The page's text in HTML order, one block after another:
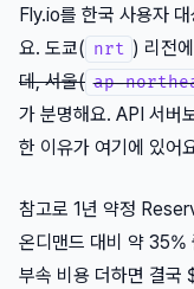
Fly.io를 한국 사용자
요. 도쿄( nrt ) 리전
데, 서울( ap-
가 분명해요. API 서버
한 이유가 여기에 있어
참고로 1년 약정
온디맨드 대비 약 35%
부속 비용 더하면 결국